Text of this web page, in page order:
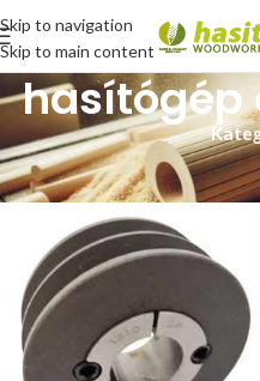
Skip to navigation
Skip to main content
hasítógép
Kezdőlap “hasítógép